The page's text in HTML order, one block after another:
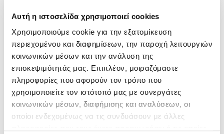
Αυτή η ιστοσελίδα χρησιμοποιεί cookies
Χρησιμοποιούμε cookie για την εξατομίκευση
περιεχομένου και διαφημίσεων, την παροχή λειτουργιών
κοινωνικών μέσων και την ανάλυση της
επισκεψιμότητάς μας. Επιπλέον, μοιραζόμαστε
πληροφορίες που αφορούν τον τρόπο που
χρησιμοποιείτε τον ιστότοπό μας με συνεργάτες
κοινωνικών μέσων, διαφήμισης και αναλύσεων, οι
οποίοι ενδεχομένως να τις συνδυάσουν με άλλες
Κατανάλωση
Συσκευασία 25kg
Χρώμα Λευκό